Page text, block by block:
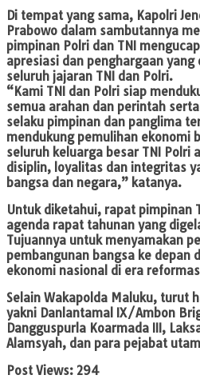
Di tempat yang sama, Kapolri
Prabowo dalam sambutannya
pimpinan Polri dan TNI
apresiasi dan penghargaan
seluruh jajaran TNI dan Polri.
“Kami TNI dan Polri siap
semua arahan dan perintah
selaku pimpinan dan panglima
mendukung pemulihan ekonomi
seluruh keluarga besar TNI Polri
disiplin, loyalitas dan integritas
bangsa dan negara,” katanya.
Untuk diketahui, rapat pimpinan
agenda rapat tahunan yang
Tujuannya untuk menyamakan
pembangunan bangsa ke depan
ekonomi nasional di era
Selain Wakapolda Maluku, turut
yakni Danlantamal IX/Ambon
Dangguspurla Koarmada III,
Alamsyah, dan para pejabat
Post Views: 294